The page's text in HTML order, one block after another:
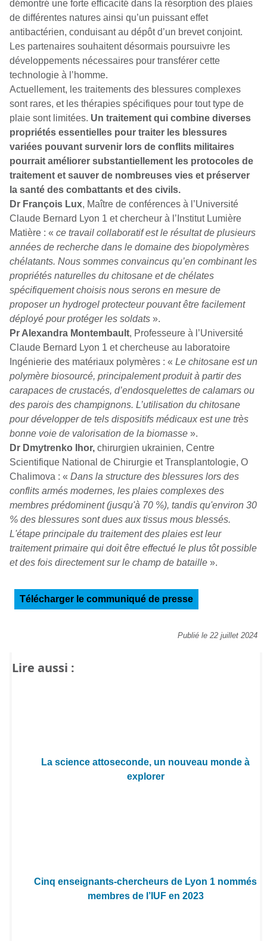
démontré une forte efficacité dans la résorption des plaies
de différentes natures ainsi qu’un puissant effet
antibactérien, conduisant au dépôt d’un brevet conjoint.
Les partenaires souhaitent désormais poursuivre les
développements nécessaires pour transférer cette
technologie à l’homme.
Actuellement, les traitements des blessures complexes
sont rares, et les thérapies spécifiques pour tout type de
plaie sont limitées. Un traitement qui combine diverses
propriétés essentielles pour traiter les blessures
variées pouvant survenir lors de conflits militaires
pourrait améliorer substantiellement les protocoles de
traitement et sauver de nombreuses vies et préserver
la santé des combattants et des civils.
Dr François Lux, Maître de conférences à l’Université
Claude Bernard Lyon 1 et chercheur à l’Institut Lumière
Matière : « ce travail collaboratif est le résultat de plusieurs
années de recherche dans le domaine des biopolymères
chélatants. Nous sommes convaincus qu’en combinant les
propriétés naturelles du chitosane et de chélates
spécifiquement choisis nous serons en mesure de
proposer un hydrogel protecteur pouvant être facilement
déployé pour protéger les soldats ».
Pr Alexandra Montembault, Professeure à l’Université
Claude Bernard Lyon 1 et chercheuse au laboratoire
Ingénierie des matériaux polymères : « Le chitosane est un
polymère biosourcé, principalement produit à partir des
carapaces de crustacés, d’endosquelettes de calamars ou
des parois des champignons. L’utilisation du chitosane
pour développer de tels dispositifs médicaux est une très
bonne voie de valorisation de la biomasse ».
Dr Dmytrenko Ihor, chirurgien ukrainien, Centre
Scientifique National de Chirurgie et Transplantologie, O
Chalimova : « Dans la structure des blessures lors des
conflits armés modernes, les plaies complexes des
membres prédominent (jusqu'à 70 %), tandis qu'environ 30
% des blessures sont dues aux tissus mous blessés.
L'étape principale du traitement des plaies est leur
traitement primaire qui doit être effectué le plus tôt possible
et des fois directement sur le champ de bataille ».
Télécharger le communiqué de presse
Publié le 22 juillet 2024
Lire aussi :
La science attoseconde, un nouveau monde à
explorer​
Cinq enseignants-chercheurs de Lyon 1 nommés
membres de l’IUF en 2023